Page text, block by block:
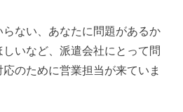
ない、あなたに問題があるか
いなど、派遣会社にとって問
のために営業担当が来ていま